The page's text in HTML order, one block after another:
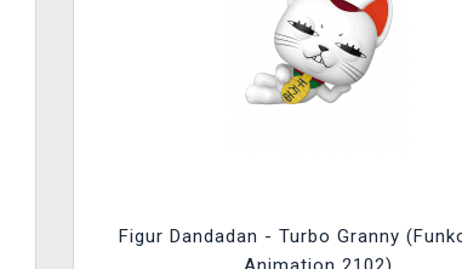
Figur Dandadan - Turbo Granny